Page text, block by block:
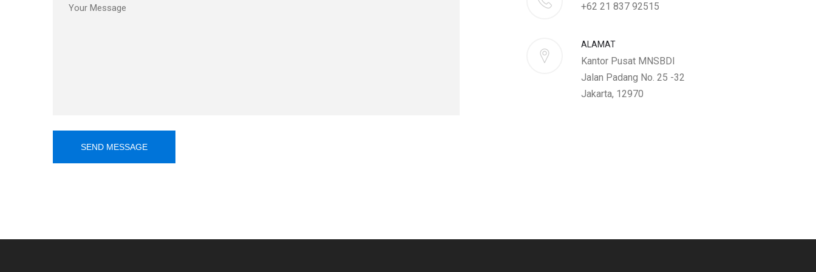
SEND MESSAGE
+62 21 837 92515
ALAMAT
Kantor Pusat MNSBDI
Jalan Padang No. 25 -32
Jakarta, 12970